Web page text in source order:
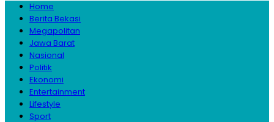
Home
Berita Bekasi
Megapolitan
Jawa Barat
Nasional
Politik
Ekonomi
Entertainment
Lifestyle
Sport